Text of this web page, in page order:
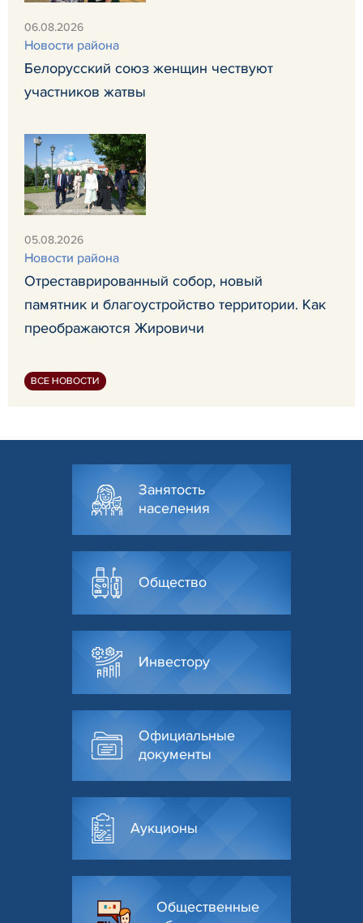
06.08.2026
Новости района
Белорусский союз женщин чествуют
участников жатвы
05.08.2026
Новости района
Отреставрированный собор, новый
памятник и благоустройство территории. Как
преображаются Жировичи
ВСЕ НОВОСТИ
Занятость
населения
Общество
Инвестору
Официальные
документы
Аукционы
Общественные